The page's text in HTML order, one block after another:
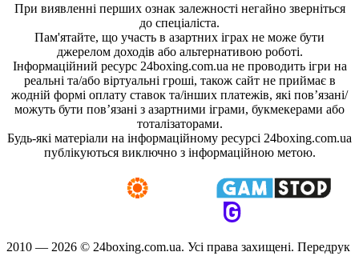
При виявленні перших ознак залежності негайно зверніться
до спеціаліста.
Пам'ятайте, що участь в азартних іграх не може бути
джерелом доходів або альтернативою роботі.
Інформаційний ресурс 24boxing.com.ua не проводить ігри на
реальні та/або віртуальні гроші, також сайт не приймає в
жодній формі оплату ставок та/інших платежів, які пов’язані/
можуть бути пов’язані з азартними іграми, букмекерами або
тоталізаторами.
Будь-які матеріали на інформаційному ресурсі 24boxing.com.ua
публікуються виключно з інформаційною метою.
2010 — 2026 © 24boxing.com.ua. Усi права захищенi. Передрук